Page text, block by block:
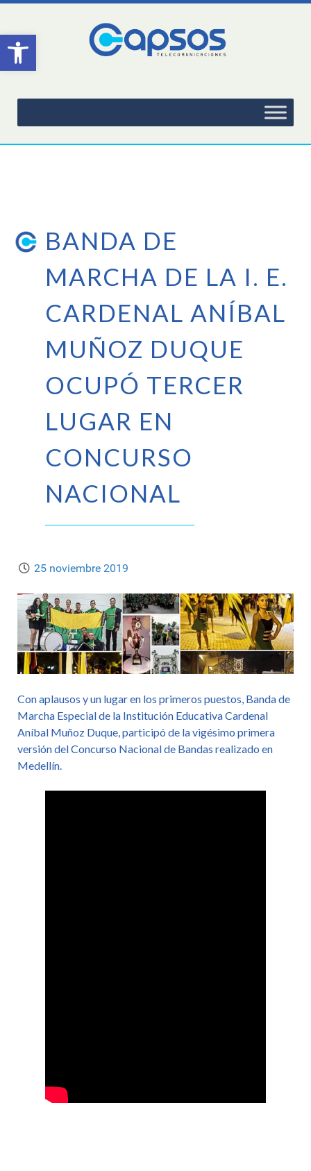
Abrir barra de herramientas
BANDA DE
MARCHA DE LA I. E.
CARDENAL ANÍBAL
MUÑOZ DUQUE
OCUPÓ TERCER
LUGAR EN
CONCURSO
NACIONAL
25 noviembre 2019
Con aplausos y un lugar en los primeros puestos, Banda de
Marcha Especial de la Institución Educativa Cardenal
Aníbal Muñoz Duque, participó de la vigésimo primera
versión del Concurso Nacional de Bandas realizado en
Medellín.